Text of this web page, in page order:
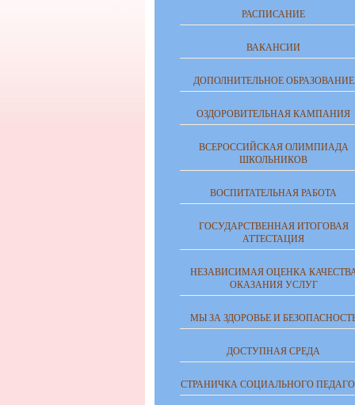
РАСПИСАНИЕ
ВАКАНСИИ
ДОПОЛНИТЕЛЬНОЕ ОБРАЗОВАНИЕ
ОЗДОРОВИТЕЛЬНАЯ КАМПАНИЯ
ВСЕРОССИЙСКАЯ ОЛИМПИАДА
ШКОЛЬНИКОВ
ВОСПИТАТЕЛЬНАЯ РАБОТА
ГОСУДАРСТВЕННАЯ ИТОГОВАЯ
АТТЕСТАЦИЯ
НЕЗАВИСИМАЯ ОЦЕНКА
ОКАЗАНИЯ УСЛУГ
МЫ ЗА ЗДОРОВЬЕ И
ДОСТУПНАЯ СРЕДА
СТРАНИЧКА СОЦИАЛЬНОГО